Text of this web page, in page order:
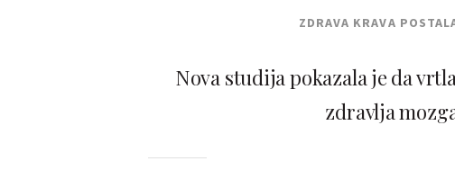
ZDRAVA KRAVA
Nova studija pokazala je da
zdravlja